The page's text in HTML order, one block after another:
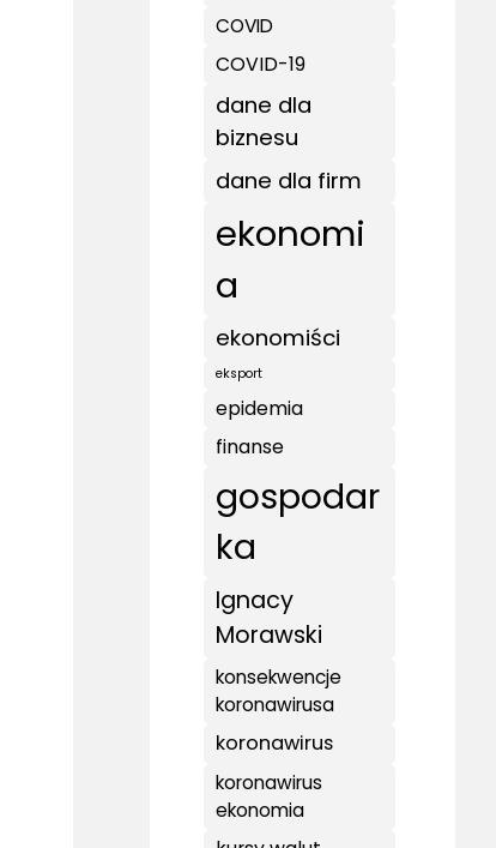
COVID
COVID-19
dane dla
biznesu
dane dla firm
ekonomi
a
ekonomiści
eksport
epidemia
finanse
gospodar
ka
Ignacy
Morawski
konsekwencje
koronawirusa
koronawirus
koronawirus
ekonomia